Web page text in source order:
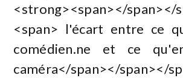
<strong><span></span></
<span> l'écart entre ce
comédien.ne et ce
caméra</span></span></